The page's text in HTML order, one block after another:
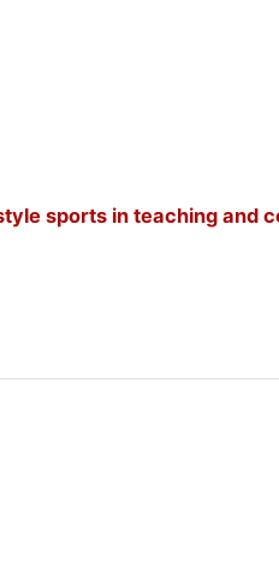
sports in teaching and